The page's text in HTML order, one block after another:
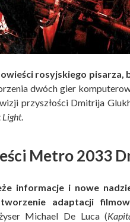
rosyjskiego
dwóch gier
przyszłości Dmitrija
Light.
Metro 2033
informacje i nowe
adaptacji
Michael De Luca (